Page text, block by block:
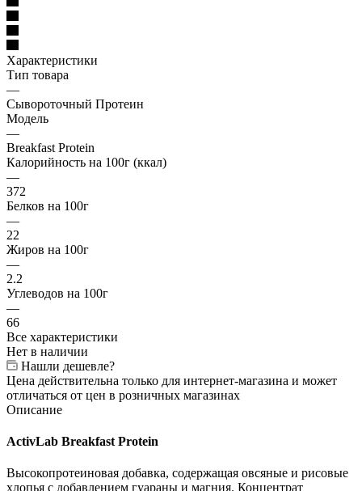
Характеристики
Тип товара
—
Сывороточный Протеин
Модель
—
Breakfast Protein
Калорийность на 100г (ккал)
—
372
Белков на 100г
—
22
Жиров на 100г
—
2.2
Углеводов на 100г
—
66
Все характеристики
Нет в наличии
Нашли дешевле?
Цена действительна только для интернет-магазина и может
отличаться от цен в розничных магазинах
Описание
ActivLab Breakfast Protein
Высокопротеиновая добавка, содержащая овсяные и рисовые
хлопья с добавлением гуараны и магния. Концентрат